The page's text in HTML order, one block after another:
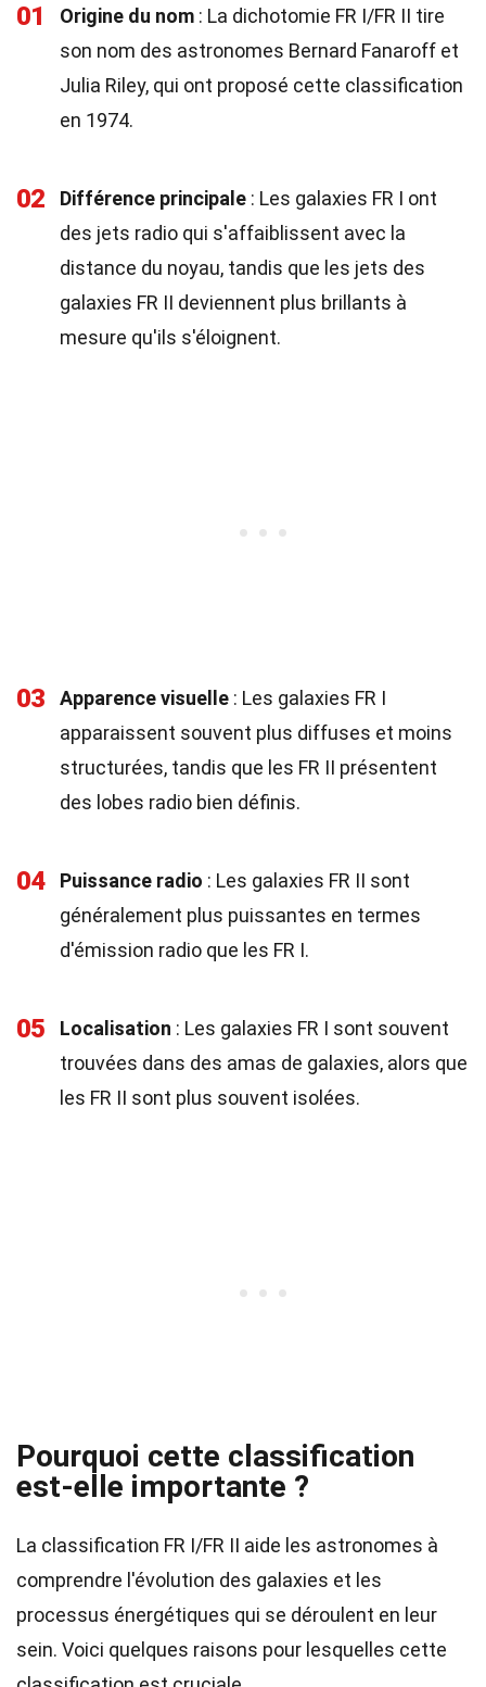
01 Origine du nom : La dichotomie FR I/FR II tire
son nom des astronomes Bernard Fanaroff et
Julia Riley, qui ont proposé cette classification
en 1974.
02 Différence principale : Les galaxies FR I ont
des jets radio qui s'affaiblissent avec la
distance du noyau, tandis que les jets des
galaxies FR II deviennent plus brillants à
mesure qu'ils s'éloignent.
03 Apparence visuelle : Les galaxies FR I
apparaissent souvent plus diffuses et moins
structurées, tandis que les FR II présentent
des lobes radio bien définis.
04 Puissance radio : Les galaxies FR II sont
généralement plus puissantes en termes
d'émission radio que les FR I.
05 Localisation : Les galaxies FR I sont souvent
trouvées dans des amas de galaxies, alors que
les FR II sont plus souvent isolées.
Pourquoi cette classification
est-elle importante ?
La classification FR I/FR II aide les astronomes à
comprendre l'évolution des galaxies et les
processus énergétiques qui se déroulent en leur
sein. Voici quelques raisons pour lesquelles cette